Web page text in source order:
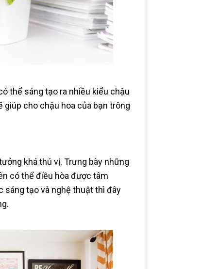
thể sáng tạo ra nhiều kiểu chậu
giúp cho chậu hoa của bạn trông
khá thú vị. Trưng bày những
có thể điều hòa được tâm
tạo và nghệ thuật thì đây